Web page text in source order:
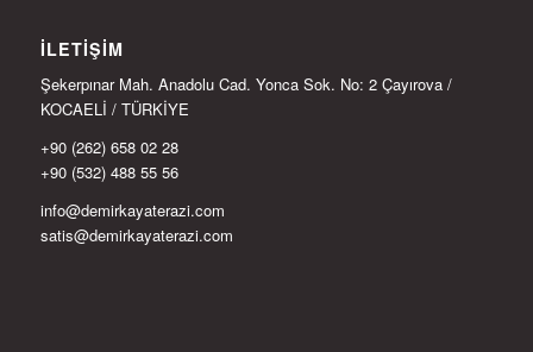
İLETIŞIM
Şekerpınar Mah. Anadolu Cad. Yonca Sok. No: 2 Çayırova /
KOCAELİ / TÜRKİYE
+90 (262) 658 02 28
+90 (532) 488 55 56
info@demirkayaterazi.com
satis@demirkayaterazi.com